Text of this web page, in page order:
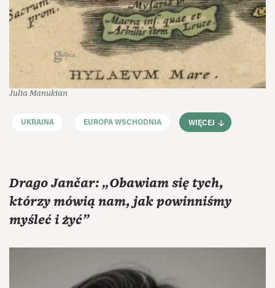
Julia Manukian
UKRAINA EUROPA WSCHODNIA WIĘCEJ
Drago Jančar: „Obawiam się tych,
którzy mówią nam, jak powinniśmy
myśleć i żyć”